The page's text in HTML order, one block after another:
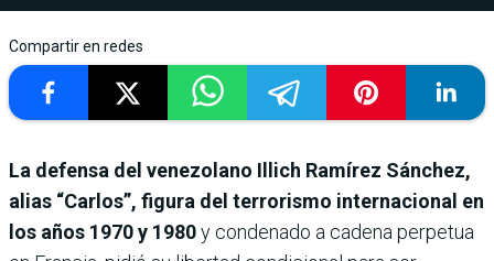
Compartir en redes
La defensa del venezolano Illich Ramírez Sánchez,
alias “Carlos”, figura del terrorismo internacional en
los años 1970 y 1980y condenado a cadena perpetua